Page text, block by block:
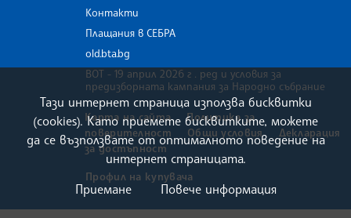
Контакти
Плащания в СЕБРА
old.bta.bg
ВОТ - 19 април 2026 г . ред и условия за
предизборната кампания за Народно събрание
Карта на сайта
Политика за
поверителност
Общи условия
Декларация
за достъпност
Профил на купувача
Тази интернет страница използва бисквитки
(cookies). Като приемете бисквитките, можете
да се възползвате от оптималното поведение на
интернет страницата.
Приемане
Повече информация